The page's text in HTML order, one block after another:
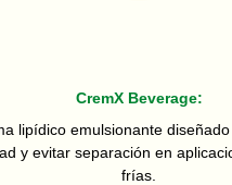
CremX Beverage:
lipídico emulsionante
y evitar separación en
frías.